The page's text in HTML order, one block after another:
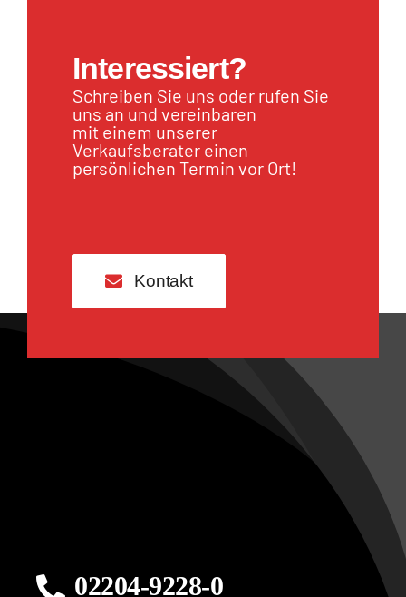
Interessiert?
Schreiben Sie uns oder rufen Sie
uns an und vereinbaren
mit einem unserer
Verkaufsberater einen
persönlichen Termin vor Ort!
Kontakt
02204-9228-0